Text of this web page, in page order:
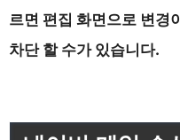
르면 편집 화면으로 변경
차단 할 수가 있습니다.